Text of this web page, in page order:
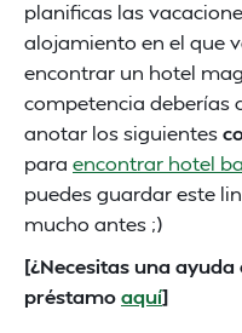
planificas las
alojamiento en el que
encontrar un hotel
competencia deberías
anotar los siguientes
para encontrar hotel
puedes guardar este
mucho antes ;)
[¿Necesitas una
préstamoaquí]